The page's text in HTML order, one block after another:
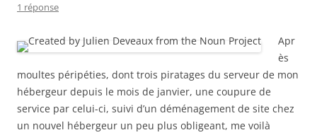
1 réponse
Apr
ès
moultes péripéties, dont trois piratages du serveur de mon
hébergeur depuis le mois de janvier, une coupure de
service par celui-ci, suivi d’un déménagement de site chez
un nouvel hébergeur un peu plus obligeant, me voilà